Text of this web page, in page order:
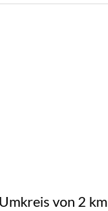
von 2 km